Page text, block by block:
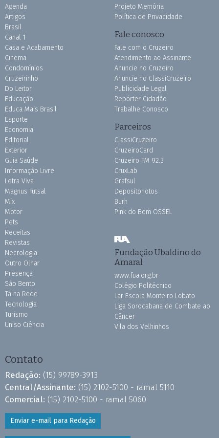
Agenda
Artigos
Brasil
Canal 1
Casa e Acabamento
Cinema
Condomínios
Cruzeirinho
Do Leitor
Educação
Educa Mais Brasil
Esporte
Economia
Editorial
Exterior
Guia Saúde
Informação Livre
Letra Viva
Magnus Futsal
Mix
Motor
Pets
Receitas
Revistas
Necrologia
Outro Olhar
Presença
São Bento
Tá na Rede
Tecnologia
Turismo
Uniso Ciência
Projeto Memória
Política de Privacidade
Fale conosco
Fale com o Cruzeiro
Atendimento ao Assinante
Anuncie no Cruzeiro
Anuncie no ClassiCruzeiro
Publicidade Legal
Repórter Cidadão
Trabalhe Conosco
Parceiros
ClassiCruzeiro
CruzeiroCard
Cruzeiro FM 92.3
CruxLab
Grafsul
Depositphotos
Burh
Pink do Bem OSSEL
Fundação Ubaldino do
Amaral
www.fua.org.br
Colégio Politécnico
Lar Escola Monteiro Lobato
Liga Sorocabana de Combate ao
Câncer
Vila dos Velhinhos
Contato
Redação: (15) 99789-3913
Central/Assinante: (15) 2102-5100 - ramal 5110
Comercial: (15) 2102-5100 - ramal 5060
Enviar e-mail para Redação